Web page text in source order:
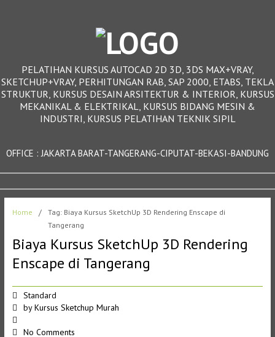
PELATIHAN KURSUS AUTOCAD 2D 3D, 3DS MAX+VRAY,
SKETCHUP+VRAY, PERHITUNGAN RAB, SAP 2000, ETABS, TEKLA
STRUKTUR, KURSUS DESAIN ARSITEKTUR & INTERIOR, KURSUS
MEKANIKAL & ELEKTRIKAL, KURSUS BIDANG MESIN &
INDUSTRI, KURSUS PELATIHAN TEKNIK SIPIL
OFFICE : JAKARTA BARAT-TANGERANG-CIPUTAT-BEKASI-BANDUNG
Home /
Tag: Biaya Kursus SketchUp 3D Rendering Enscape di
Tangerang
Biaya Kursus SketchUp 3D Rendering
Enscape di Tangerang
Standard
byKursus Sketchup Murah
No Comments